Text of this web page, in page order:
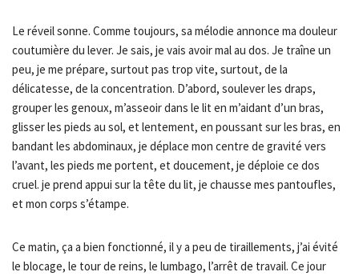
Le réveil sonne. Comme toujours, sa mélodie annonce ma douleur
coutumière du lever. Je sais, je vais avoir mal au dos. Je traîne un
peu, je me prépare, surtout pas trop vite, surtout, de la
délicatesse, de la concentration. D’abord, soulever les draps,
grouper les genoux, m’asseoir dans le lit en m’aidant d’un bras,
glisser les pieds au sol, et lentement, en poussant sur les bras, en
bandant les abdominaux, je déplace mon centre de gravité vers
l’avant, les pieds me portent, et doucement, je déploie ce dos
cruel. je prend appui sur la tête du lit, je chausse mes pantoufles,
et mon corps s’étampe.
Ce matin, ça a bien fonctionné, il y a peu de tiraillements, j’ai évité
le blocage, le tour de reins, le lumbago, l’arrêt de travail. Ce jour